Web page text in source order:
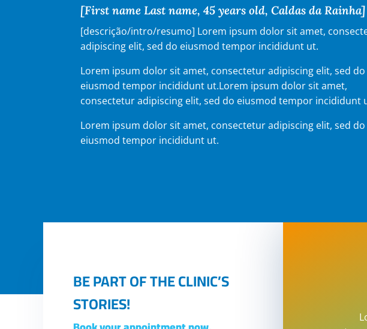
[First name Last name, 45 years old, Caldas da Rainha]
[descrição/intro/resumo] Lorem ipsum dolor sit amet,
adipiscing elit, sed do eiusmod tempor incididunt ut.
Lorem ipsum dolor sit amet, consectetur adipiscing elit, sed do
eiusmod tempor incididunt ut.Lorem ipsum dolor sit amet,
consectetur adipiscing elit, sed do eiusmod tempor incididunt
Lorem ipsum dolor sit amet, consectetur adipiscing elit, sed do
eiusmod tempor incididunt ut.
BE PART OF THE CLINIC’S
STORIES!